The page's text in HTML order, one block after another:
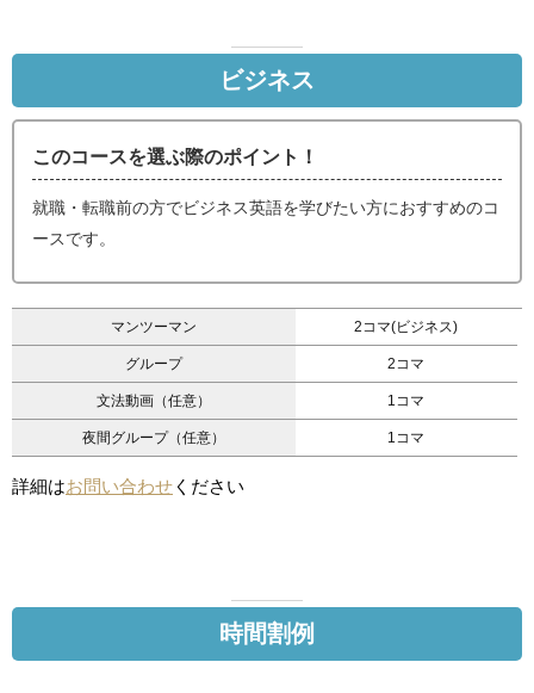
ビジネス
このコースを選ぶ際のポイント！
就職・転職前の方でビジネス英語を学びたい方におすすめのコ
ースです。
マンツーマン 2コマ(ビジネス)
グループ 2コマ
文法動画（任意） 1コマ
夜間グループ（任意） 1コマ
詳細はお問い合わせ ください
時間割例